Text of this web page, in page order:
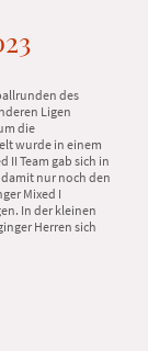
des
Ligen
die
wurde in einem
II Team gab sich in
nur noch den
Mixed I
In der kleinen
Herren sich